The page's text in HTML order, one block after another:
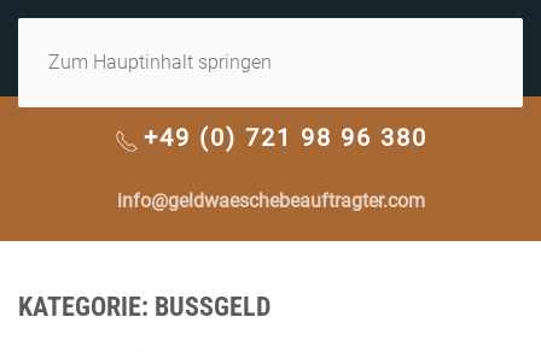
Zum Hauptinhalt springen
+49 (0) 721 98 96 380
info@geldwaeschebeauftragter.com
KATEGORIE: BUSSGELD